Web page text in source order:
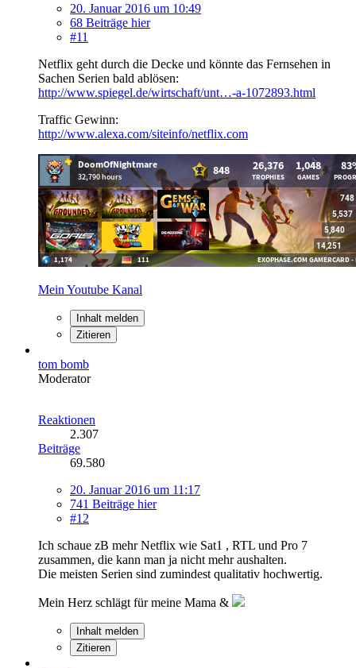
20. Januar 2016 um 10:49
68 Beiträge hier
#11
Netflix geht durch die Decke und könnte das Fernsehen in
Sachen Serien bald ablösen:
http://www.spiegel.de/wirtschaft/unt…-a-1072893.html
Traffic Gewinn:
http://www.alexa.com/siteinfo/netflix.com
Mein Youtube Kanal
Inhalt melden
Zitieren
tom bomb
Moderator
Reaktionen
2.307
Beiträge
69.580
20. Januar 2016 um 11:17
741 Beiträge hier
#12
Ich schaue zB mehr Netflix wie Sat1 , RTL und Pro 7
zusammen, die kann man ja nicht mehr aushalten.
Die meisten Serien sind zumindest qualitativ hochwertig.
Mein Herz schlägt für meine Mama &
Inhalt melden
Zitieren